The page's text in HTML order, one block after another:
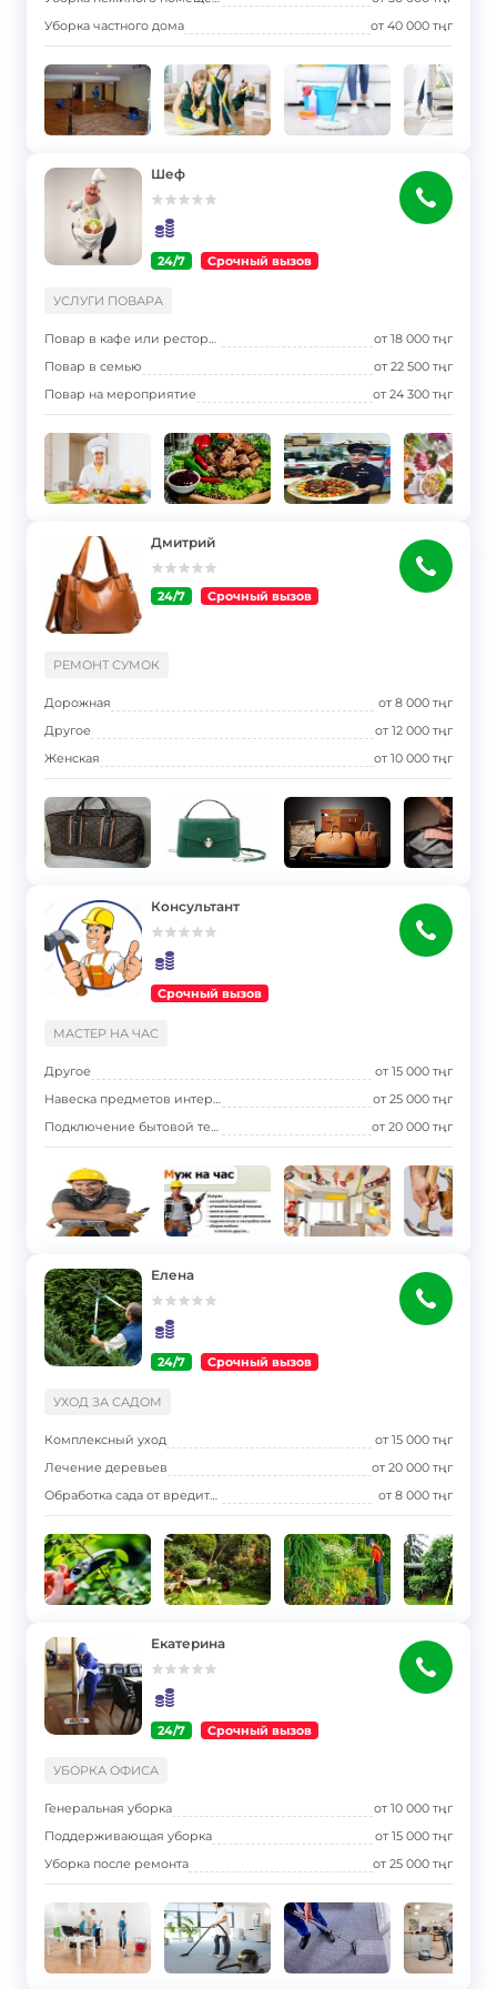
Уборка частного дома
от40 000 тңг
Шеф
24/7 Срочный вызов
УСЛУГИ ПОВАРА
Повар в кафе или ресторан от18 000 тңг
Повар в семью
от22 500 тңг
Повар на мероприятие
от24 300 тңг
Дмитрий
24/7 Срочный вызов
РЕМОНТ СУМОК
Дорожная от8 000 тңг
Другое
от12 000 тңг
Женская
от10 000 тңг
Консультант
Срочный вызов
МАСТЕР НА ЧАС
Другое от15 000 тңг
Навеска предметов интерьера
от25 000 тңг
Подключение бытовой техники
от20 000 тңг
Елена
24/7 Срочный вызов
УХОД ЗА САДОМ
Комплексный уход от15 000 тңг
Лечение деревьев
от20 000 тңг
Обработка сада от вредителей
от8 000 тңг
Екатерина
24/7 Срочный вызов
УБОРКА ОФИСА
Генеральная уборка от10 000 тңг
Поддерживающая уборка
от15 000 тңг
Уборка после ремонта
от25 000 тңг